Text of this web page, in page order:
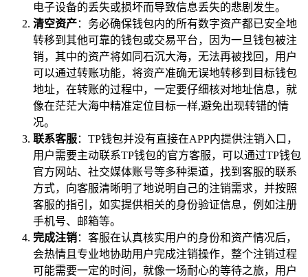
电子设备的丢失或损坏而导致信息丢失的悲剧发生。
清空资产：务必确保钱包内的所有数字资产都已安全地
转移到其他可靠的钱包或交易平台，因为一旦钱包被注
销，其中的资产将如同石沉大海，无法再被找回，用户
可以通过转账功能，将资产准确无误地转移到目标钱包
地址，在转账的过程中，一定要仔细核对地址信息，就
像在茫茫大海中精准定位目标一样,避免出现转错的情
况。
联系客服：TP钱包并没有直接在APP内提供注销入口，
用户需要主动联系TP钱包的官方客服，可以通过TP钱包
官方网站、社交媒体账号等多种渠道，找到客服的联系
方式，向客服清晰明了地说明自己的注销需求，并按照
客服的指引，如实提供相关的身份验证信息，例如注册
手机号、邮箱等。
完成注销：客服在认真核实用户的身份和资产情况后，
会热情且专业地协助用户完成注销操作，整个注销过程
可能需要一定的时间，就像一场耐心的等待之旅，用户